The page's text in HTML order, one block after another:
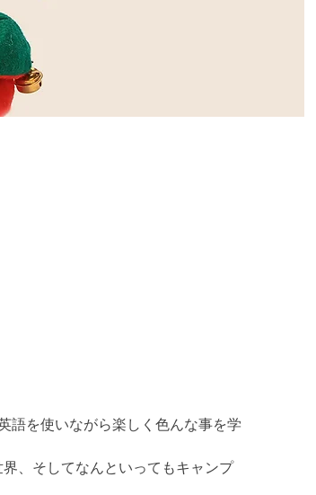
語を使いながら楽しく色んな事を学
、そしてなんといってもキャンプ